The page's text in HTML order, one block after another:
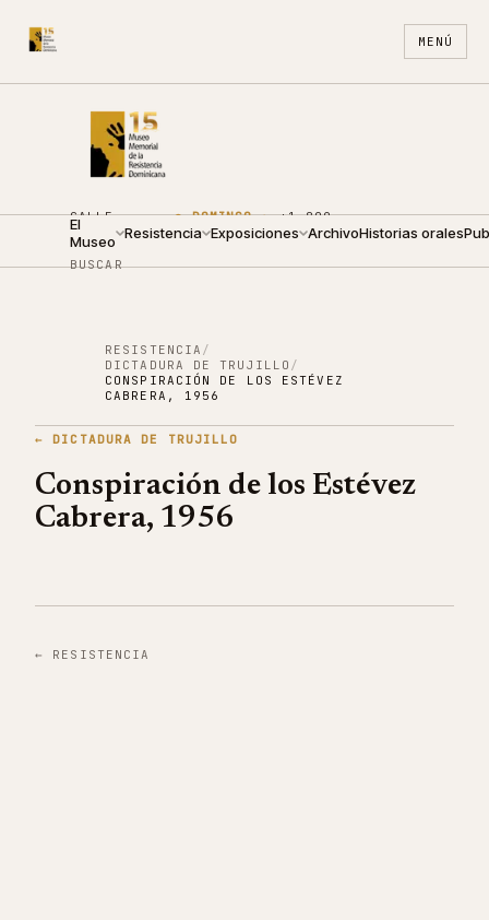
MENÚ
CALLE
ARZOBISPO
NOUEL 210
●DOMINGO ·
10:00 —
+1 809
688
ES EN
El
Museo Resistencia Exposiciones ArchivoHistorias orales
BUSCAR
RESISTENCIA /
DICTADURA DE TRUJILLO /
CONSPIRACIÓN DE LOS ESTÉVEZ
CABRERA, 1956
← DICTADURA DE TRUJILLO
Conspiración de los Estévez
Cabrera, 1956
← RESISTENCIA